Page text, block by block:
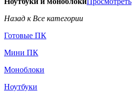
Назад к Все категории
Готовые ПК
Мини ПК
Моноблоки
Ноутбуки